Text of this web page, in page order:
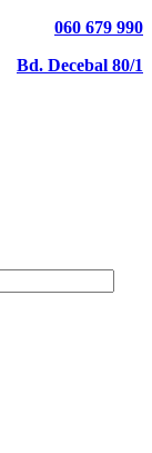
060 679 990
Bd. Decebal 80/1